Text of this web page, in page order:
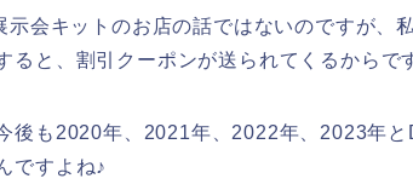
示会キットのお店の話ではないのですが、
ると、割引クーポンが送られてくるからで
後も2020年、2021年、2022年、2023年と
ですよね♪